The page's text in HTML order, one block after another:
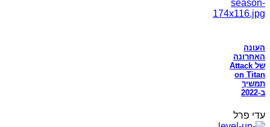
העונה
האחרונה
של Attack
on Titan
תמשיך
ב-2022
עדי פרל